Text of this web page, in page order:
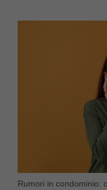
Rumori in condominio: